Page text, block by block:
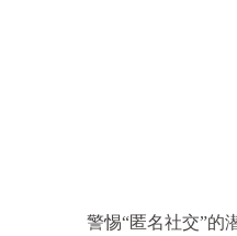
警惕“匿名社交”的